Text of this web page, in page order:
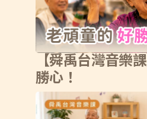
【舜禹台灣音樂
勝心！